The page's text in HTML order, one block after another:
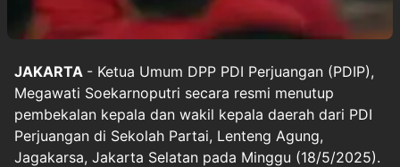
JAKARTA - Ketua Umum DPP PDI Perjuangan (PDIP),
Megawati Soekarnoputri secara resmi menutup
pembekalan kepala dan wakil kepala daerah dari PDI
Perjuangan di Sekolah Partai, Lenteng Agung,
Jagakarsa, Jakarta Selatan pada Minggu (18/5/2025).